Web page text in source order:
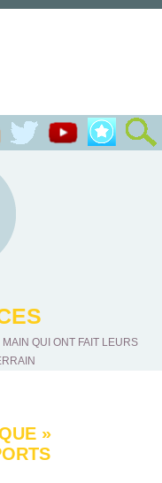
QUI ONT FAIT LEURS
»